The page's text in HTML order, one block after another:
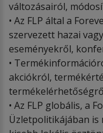
változásairól,
• Az FLP által a
szervezett hazai
eseményekről,
•
akciókról,
• Az FLP globális, a
Üzletpolitikájában